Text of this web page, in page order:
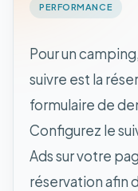
PERFORMANCE
Pour un
suivre est la
formulaire de
Configurez le
Ads sur votre
réservation afin